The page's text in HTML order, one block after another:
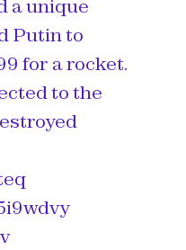
a unique
Putin to
for a rocket.
to the